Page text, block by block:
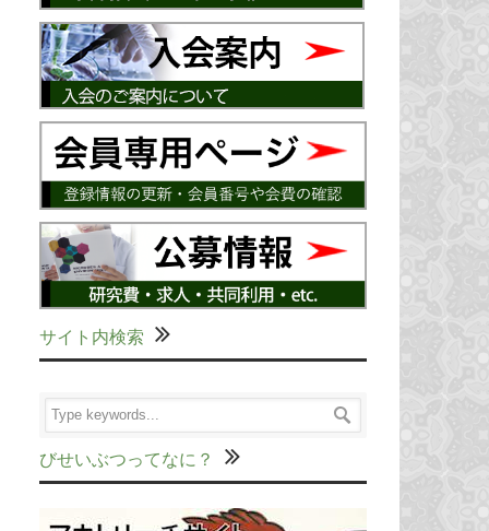
サイト内検索
びせいぶつってなに？